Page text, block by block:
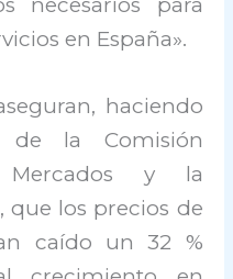
en España».
haciendo
de la Comisión
y la
que los precios de
caído un 32 %